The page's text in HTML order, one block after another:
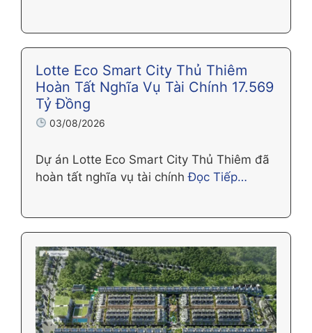
Lotte Eco Smart City Thủ Thiêm
Hoàn Tất Nghĩa Vụ Tài Chính 17.569
Tỷ Đồng
03/08/2026
Dự án Lotte Eco Smart City Thủ Thiêm đã
hoàn tất nghĩa vụ tài chính Đọc Tiếp…